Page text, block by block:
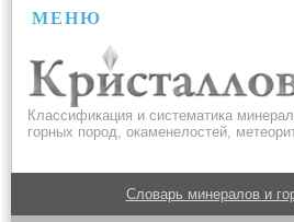
МЕНЮ
Классификация и систематика
горных пород, окаменелостей,
Словарь минералов и